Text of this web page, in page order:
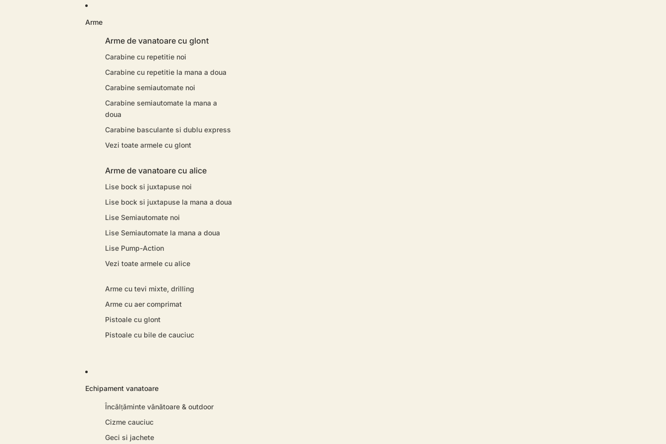
Arme
Arme de vanatoare cu glont
Carabine cu repetitie noi
Carabine cu repetitie la mana a doua
Carabine semiautomate noi
Carabine semiautomate la mana a
doua
Carabine basculante si dublu express
Vezi toate armele cu glont
Arme de vanatoare cu alice
Lise bock si juxtapuse noi
Lise bock si juxtapuse la mana a doua
Lise Semiautomate noi
Lise Semiautomate la mana a doua
Lise Pump-Action
Vezi toate armele cu alice
Arme cu tevi mixte, drilling
Arme cu aer comprimat
Pistoale cu glont
Pistoale cu bile de cauciuc
Echipament vanatoare
Încălțăminte vânătoare & outdoor
Cizme cauciuc
Geci si jachete